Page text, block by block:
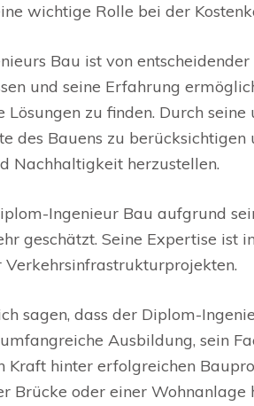
wichtige Rolle bei der
Bau ist von
und seine Erfahrung
zu finden. Durch
des Bauens zu
Nachhaltigkeit herzustellen.
Ingenieur Bau aufgrund
geschätzt. Seine Expertise ist
sagen, dass der Diplom-
Ausbildung, sein
Kraft hinter erfolgreichen
Brücke oder einer